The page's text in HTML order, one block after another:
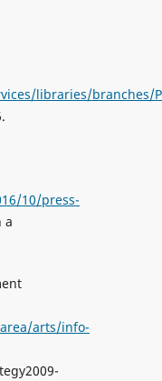
libraries/branches/
10/press-
a
arts/info-